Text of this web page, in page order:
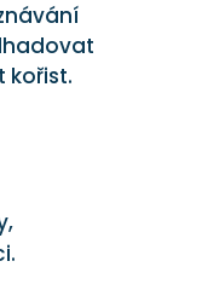
kořist.